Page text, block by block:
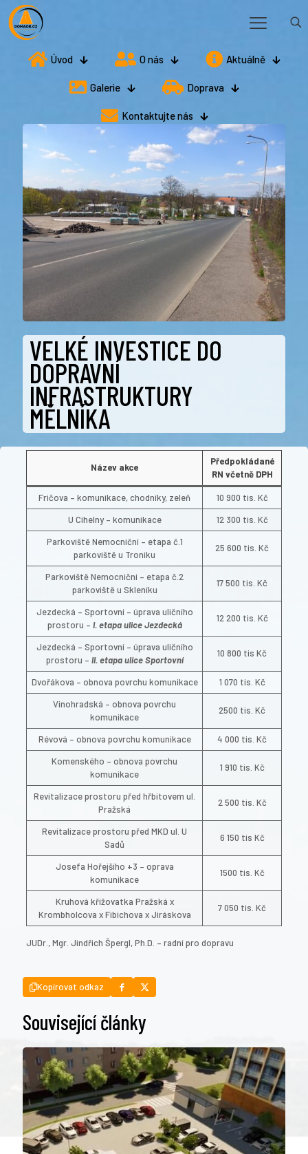
Úvod O nás Aktuálně
Galerie Doprava
Kontaktujte nás
VELKÉ INVESTICE DO
DOPRAVNÍ
INFRASTRUKTURY
MĚLNÍKA
Název akce
Předpokládané
RN včetně DPH
Fričova – komunikace, chodníky, zeleň
10 900 tis. Kč
U Cihelny – komunikace
12 300 tis. Kč
Parkoviště Nemocniční – etapa č.1
parkoviště u Troniku
25 600 tis. Kč
Parkoviště Nemocniční – etapa č.2
parkoviště u Skleníku
17 500 tis. Kč
Jezdecká – Sportovní – úprava uličního
prostoru – I. etapa ulice Jezdecká
12 200 tis. Kč
Jezdecká – Sportovní – úprava uličního
prostoru – II. etapa ulice Sportovní
10 800 tis Kč
Dvořákova – obnova povrchu komunikace
1 070 tis. Kč
Vinohradská – obnova povrchu
komunikace
2500 tis. Kč
Révová – obnova povrchu komunikace
4 000 tis. Kč
Komenského – obnova povrchu
komunikace
1 910 tis. Kč
Revitalizace prostoru před hřbitovem ul.
Pražská
2 500 tis. Kč
Revitalizace prostoru před MKD ul. U
Sadů
6 150 tis Kč
Josefa Hořejšího +3 – oprava
komunikace
1500 tis. Kč
Kruhová křižovatka Pražská x
Krombholcova x Fibichova x Jiráskova
7 050 tis. Kč
JUDr., Mgr. Jindřich Špergl, Ph.D. – radní pro dopravu
Kopírovat odkaz
Související články